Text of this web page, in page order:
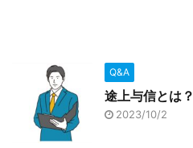
Q&A
途上与信とは？
2023/10/2